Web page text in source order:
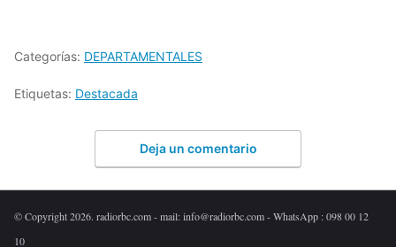
Categorías: DEPARTAMENTALES
Etiquetas: Destacada
Deja un comentario
© Copyright 2026. radiorbc.com - mail: info@radiorbc.com - WhatsApp : 098 00 12
10